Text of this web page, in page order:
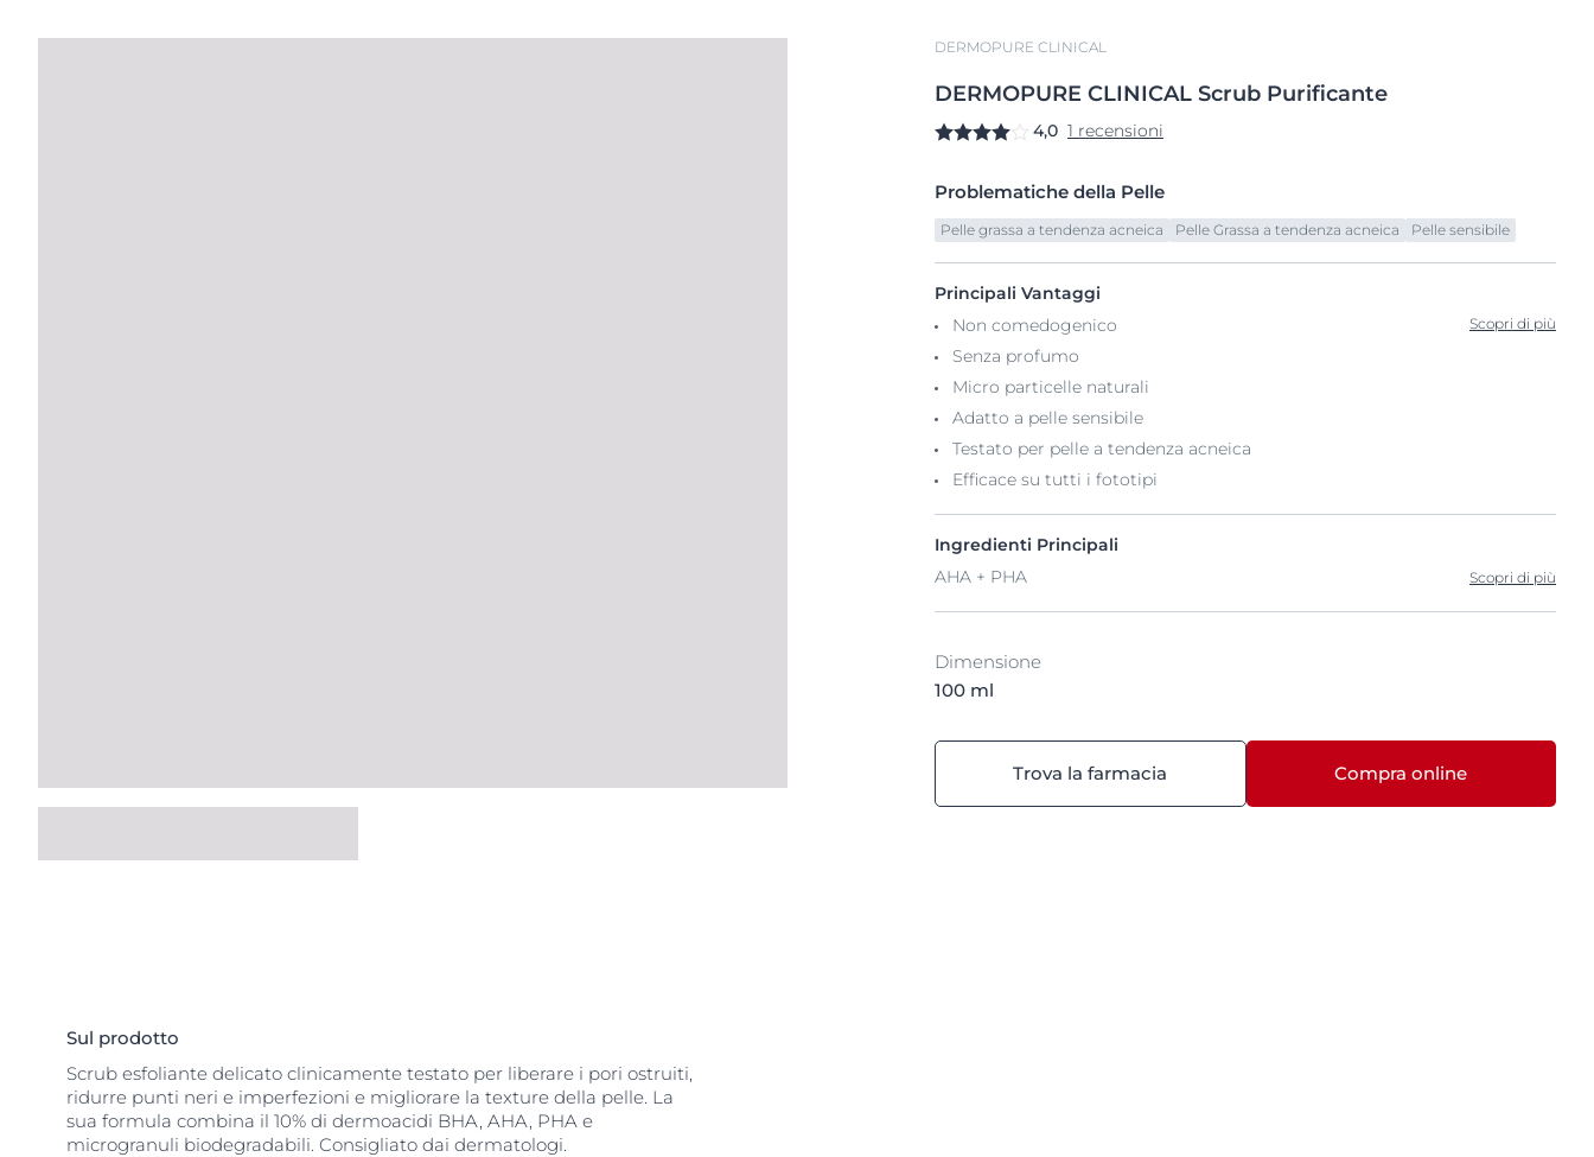
DERMOPURE CLINICAL
DERMOPURE CLINICAL Scrub Purificante
4,0 1 recensioni
Problematiche della Pelle
Pelle grassa a tendenza acneica Pelle Grassa a tendenza acneica Pelle sensibile
Principali Vantaggi
Non comedogenico
Senza profumo
Micro particelle naturali
Adatto a pelle sensibile
Testato per pelle a tendenza acneica
Efficace su tutti i fototipi
Scopri di più
Ingredienti Principali
AHA + PHA
Scopri di più
Dimensione
100 ml
Trova la farmacia Compra online
Sul prodotto
Scrub esfoliante delicato clinicamente testato per liberare i pori ostruiti,
ridurre punti neri e imperfezioni e migliorare la texture della pelle. La
sua formula combina il 10% di dermoacidi BHA, AHA, PHA e
microgranuli biodegradabili. Consigliato dai dermatologi.